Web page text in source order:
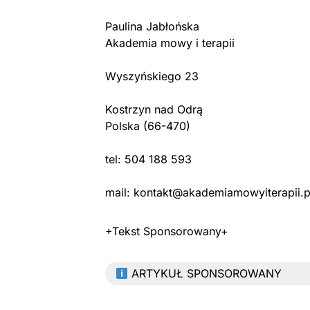
Paulina Jabłońska
Akademia mowy i terapii
Wyszyńskiego 23
Kostrzyn nad Odrą
Polska (66-470)
tel: 504 188 593
mail:
+Tekst Sponsorowany+
ARTYKUŁ SPONSOROWANY